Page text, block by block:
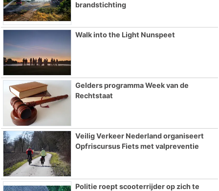
brandstichting
Walk into the Light Nunspeet
Gelders programma Week van de
Rechtstaat
Veilig Verkeer Nederland organiseert
Opfriscursus Fiets met valpreventie
Politie roept scooterrijder op zich te